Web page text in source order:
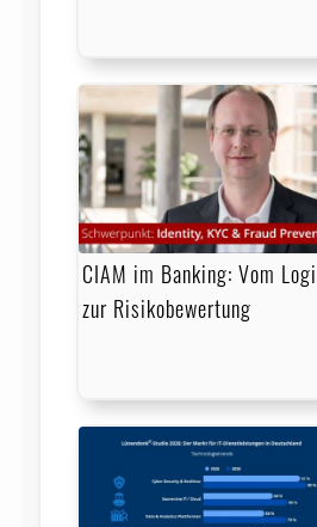
CIAM im Banking: Vom
zur Risikobewertung